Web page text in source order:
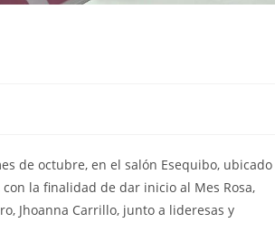
de octubre, en el salón Esequibo, ubicado
la finalidad de dar inicio al Mes Rosa,
Jhoanna Carrillo, junto a lideresas y